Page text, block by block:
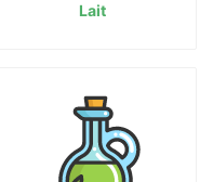
Lait